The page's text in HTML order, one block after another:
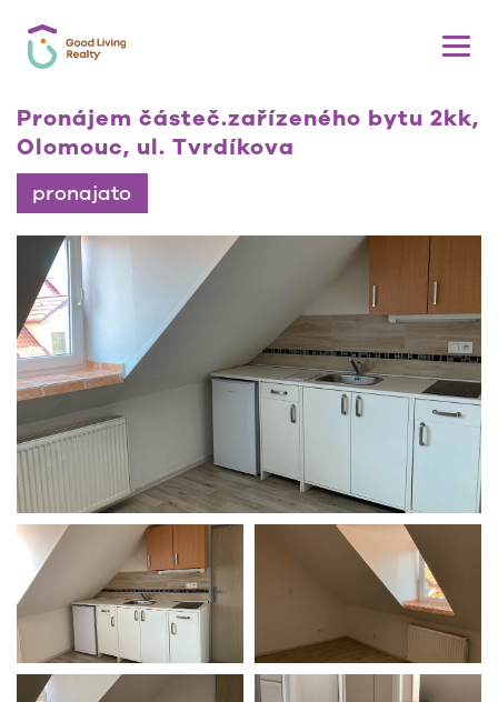
Pronájem částeč.zařízeného bytu 2kk,
Olomouc, ul. Tvrdíkova
pronajato